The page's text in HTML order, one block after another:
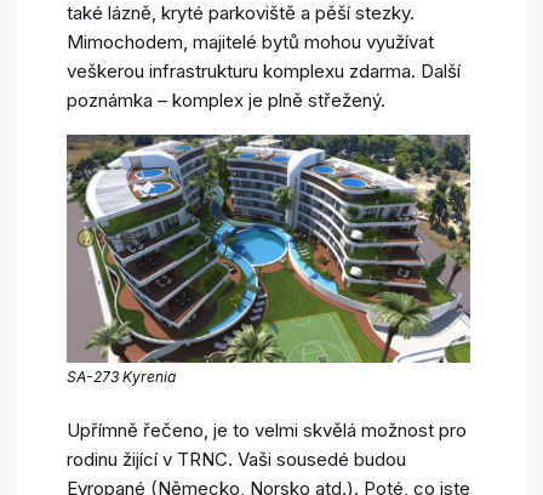
také lázně, kryté parkoviště a pěší stezky.
Mimochodem, majitelé bytů mohou využívat
veškerou infrastrukturu komplexu zdarma. Další
poznámka – komplex je plně střežený.
SA-273 Kyrenia
Upřímně řečeno, je to velmi skvělá možnost pro
rodinu žijící v TRNC. Vaši sousedé budou
Evropané (Německo, Norsko atd.). Poté, co jste